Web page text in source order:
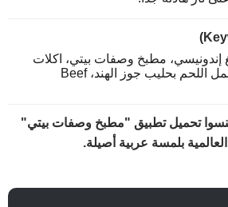
إندونيسي، مطبخ وصفات بيتي، اكلات
عالمية باللحم، طريقة عمل اللحم بحليب جوز الهند، Beef
تحميل تطبيق "مطبخ وصفات بيتي"
بلمسة عربية أصيلة.